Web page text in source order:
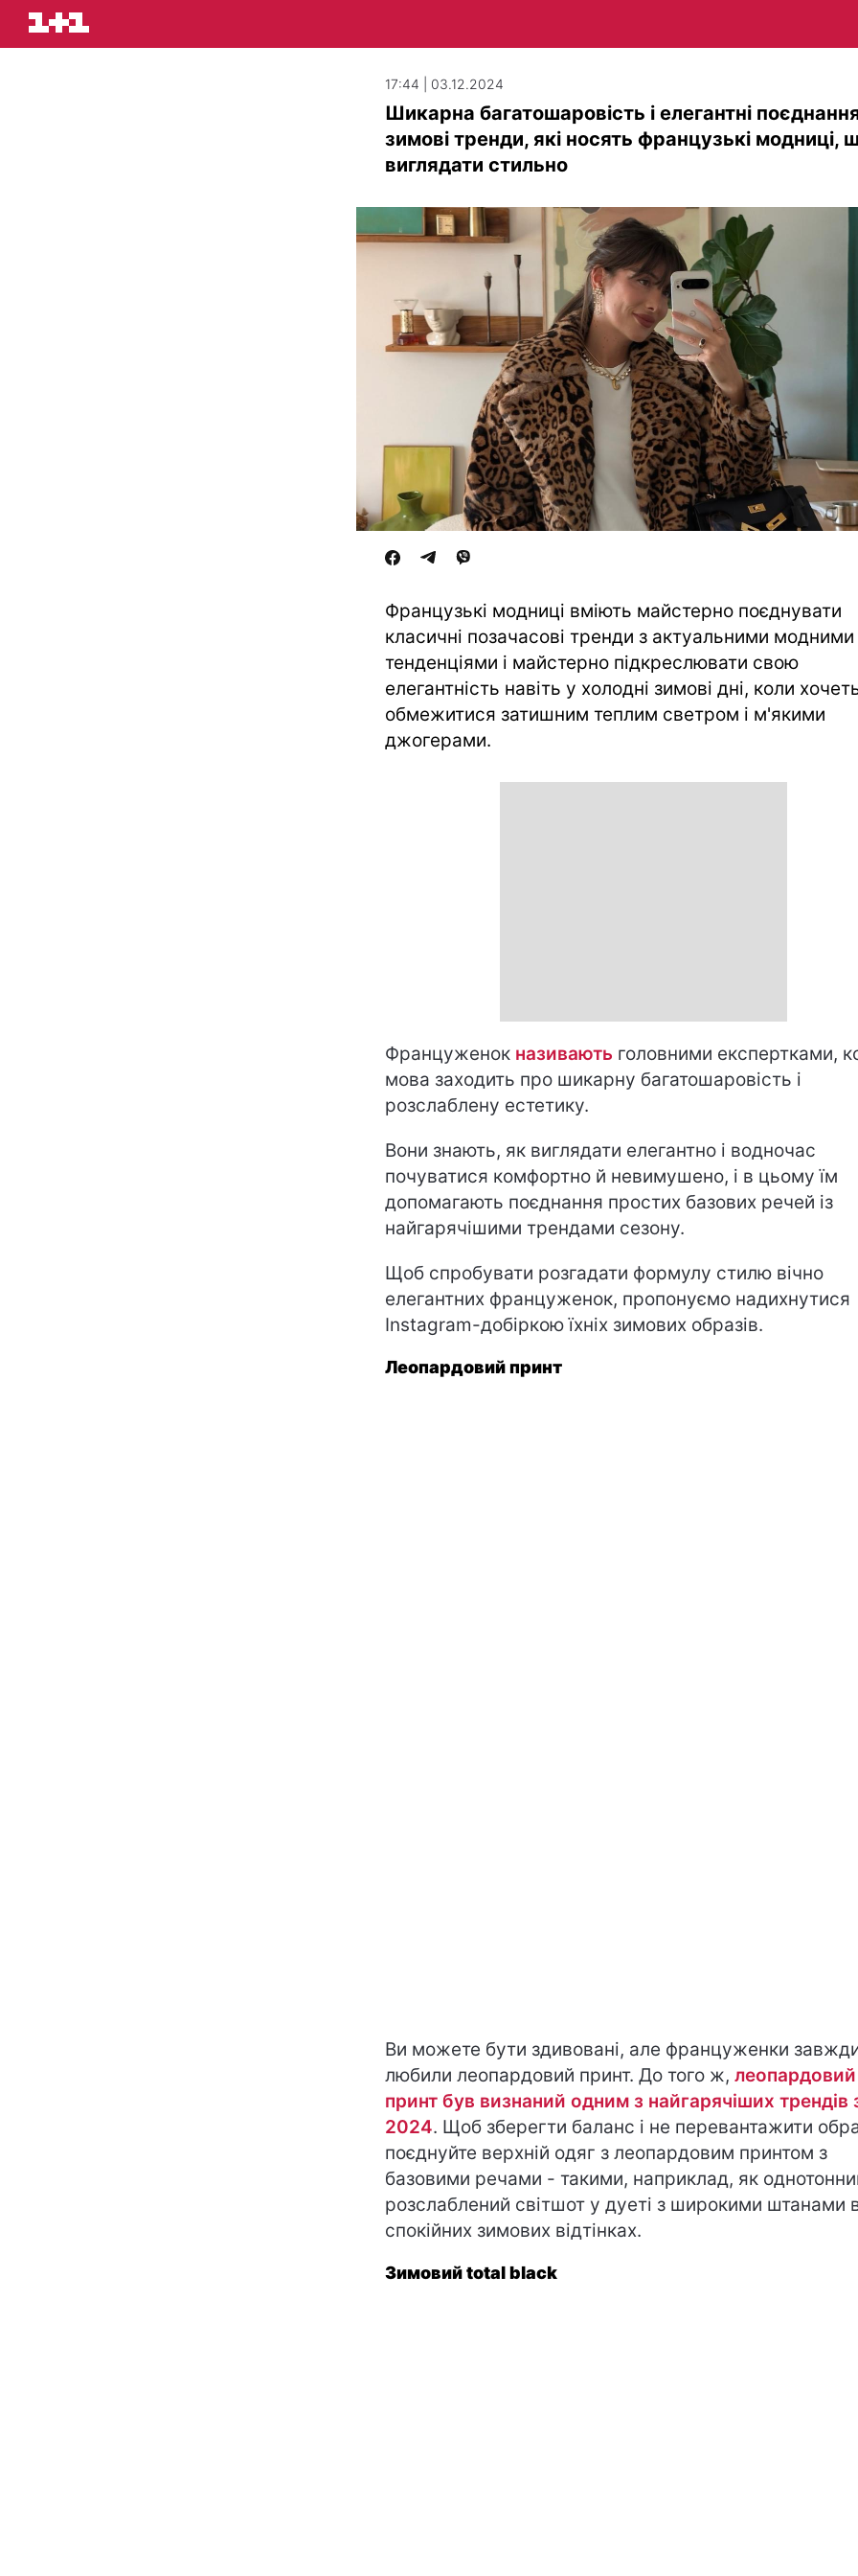
17:44 | 03.12.2024
Шикарна багатошаровість і елегантні
зимові тренди, які носять французькі модниці,
виглядати стильно
Французькі модниці вміють майстерно поєднувати
класичні позачасові тренди з актуальними модними
тенденціями і майстерно підкреслювати свою
елегантність навіть у холодні зимові дні, коли
обмежитися затишним теплим светром і м'якими
джогерами.
Француженок називають головними експертками,
мова заходить про шикарну багатошаровість і
розслаблену естетику.
Вони знають, як виглядати елегантно і водночас
почуватися комфортно й невимушено, і в цьому їм
допомагають поєднання простих базових речей із
найгарячішими трендами сезону.
Щоб спробувати розгадати формулу стилю вічно
елегантних француженок, пропонуємо надихнутися
Instagram-добіркою їхніх зимових образів.
Леопардовий принт
Ви можете бути здивовані, але француженки
любили леопардовий принт. До того ж, леопардовий
принт був визнаний одним з найгарячіших трендів
2024. Щоб зберегти баланс і не перевантажити
поєднуйте верхній одяг з леопардовим принтом з
базовими речами - такими, наприклад, як
розслаблений світшот у дуеті з широкими штанами
спокійних зимових відтінках.
Зимовий total black